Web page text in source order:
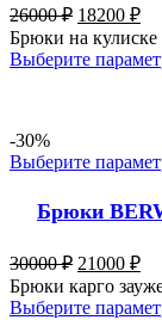
26000₽ 18200 ₽
Брюки на
Выберите
-30%
Выберите
Брюки
30000₽ 21000 ₽
Брюки карго
Выберите